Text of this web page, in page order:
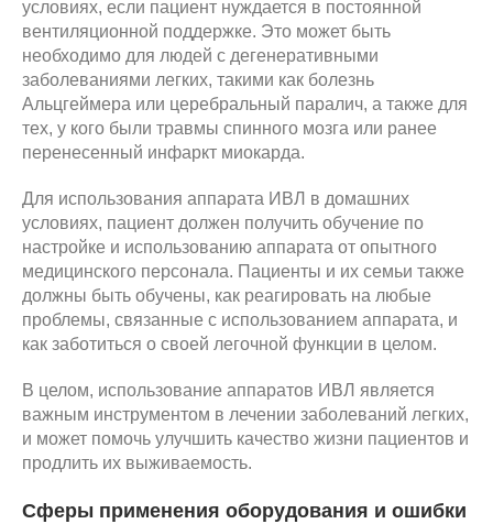
условиях, если пациент нуждается в постоянной
вентиляционной поддержке. Это может быть
необходимо для людей с дегенеративными
заболеваниями легких, такими как болезнь
Альцгеймера или церебральный паралич, а также для
тех, у кого были травмы спинного мозга или ранее
перенесенный инфаркт миокарда.
Для использования аппарата ИВЛ в домашних
условиях, пациент должен получить обучение по
настройке и использованию аппарата от опытного
медицинского персонала. Пациенты и их семьи также
должны быть обучены, как реагировать на любые
проблемы, связанные с использованием аппарата, и
как заботиться о своей легочной функции в целом.
В целом, использование аппаратов ИВЛ является
важным инструментом в лечении заболеваний легких,
и может помочь улучшить качество жизни пациентов и
продлить их выживаемость.
Сферы применения оборудования и ошибки